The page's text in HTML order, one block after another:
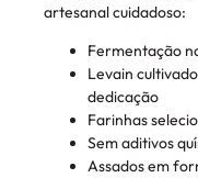
artesanal cuidadoso:
Fermentação
Levain
dedicação
Farinhas
Sem aditivos
Assados em